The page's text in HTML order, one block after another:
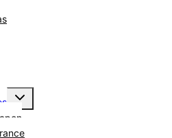
Ouvrir/fermer
menu